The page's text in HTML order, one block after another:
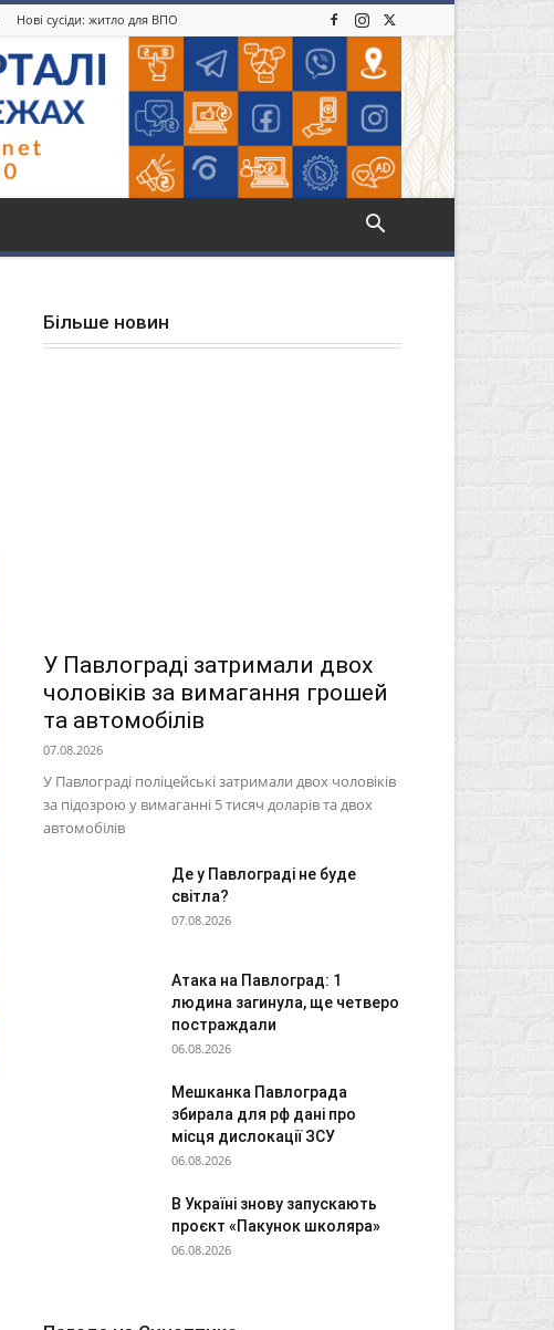
Нові сусіди: житло для ВПО
Більше новин
У Павлограді затримали двох
чоловіків за вимагання грошей
та автомобілів
07.08.2026
У Павлограді поліцейські затримали двох чоловіків
за підозрою у вимаганні 5 тисяч доларів та двох
автомобілів
Де у Павлограді не буде
світла?
07.08.2026
Атака на Павлоград: 1
людина загинула, ще четверо
постраждали
06.08.2026
Мешканка Павлограда
збирала для рф дані про
місця дислокації ЗСУ
06.08.2026
В Україні знову запускають
проєкт «Пакунок школяра»
06.08.2026